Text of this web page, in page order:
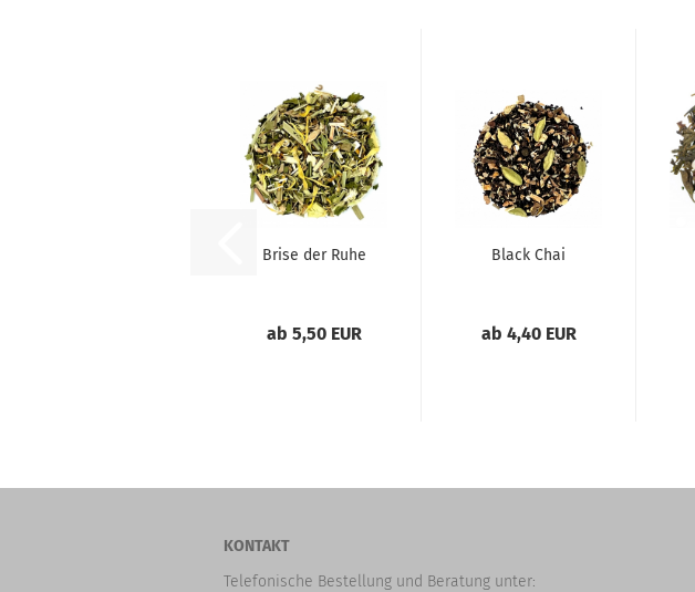
Brise der Ruhe
ab 5,50 EUR
Black Chai
ab 4,40 EUR
KONTAKT
Telefonische Bestellung und Beratung unter: